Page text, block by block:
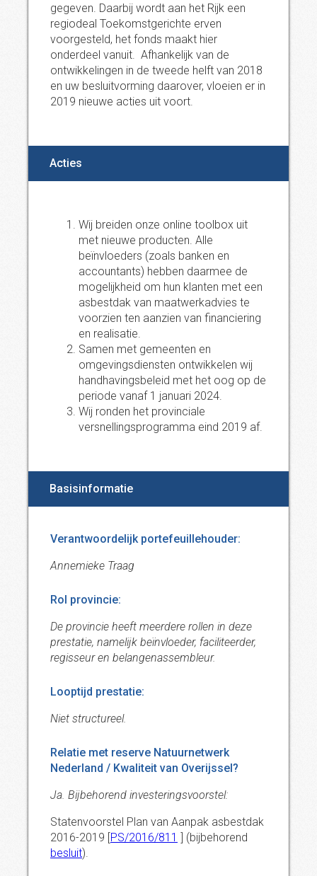
gegeven. Daarbij wordt aan het Rijk een
regiodeal Toekomstgerichte erven
voorgesteld, het fonds maakt hier
onderdeel vanuit. Afhankelijk van de
ontwikkelingen in de tweede helft van 2018
en uw besluitvorming daarover, vloeien er in
2019 nieuwe acties uit voort.
Acties
Wij breiden onze online toolbox uit
met nieuwe producten. Alle
beïnvloeders (zoals banken en
accountants) hebben daarmee de
mogelijkheid om hun klanten met een
asbestdak van maatwerkadvies te
voorzien ten aanzien van financiering
en realisatie.
Samen met gemeenten en
omgevingsdiensten ontwikkelen wij
handhavingsbeleid met het oog op de
periode vanaf 1 januari 2024.
Wij ronden het provinciale
versnellingsprogramma eind 2019 af.
Basisinformatie
Verantwoordelijk portefeuillehouder:
Annemieke Traag
Rol provincie:
De provincie heeft meerdere rollen in deze
prestatie, namelijk beïnvloeder, faciliteerder,
regisseur en belangenassembleur.
Looptijd prestatie:
Niet structureel.
Relatie met reserve Natuurnetwerk
Nederland / Kwaliteit van Overijssel?
Ja. Bijbehorend investeringsvoorstel:
Statenvoorstel Plan van Aanpak asbestdak
2016-2019 [PS/2016/811 ] (bijbehorend
besluit).